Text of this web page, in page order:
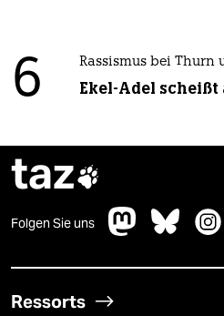
6 Rassismus bei Thurn
Ekel-Adel
taz
Folgen Sie uns
Ressorts